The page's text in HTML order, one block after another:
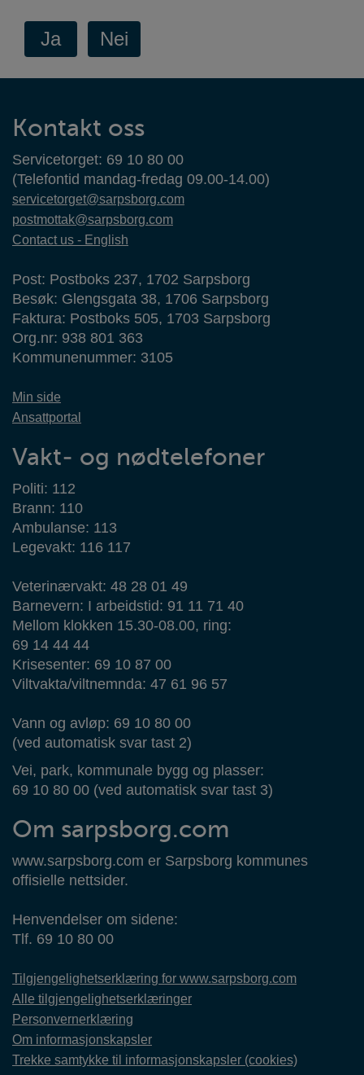
Kontaktinformasjon
Kontakt oss
Servicetorget: 69 10 80 00
(Telefontid mandag-fredag 09.00-14.00)
servicetorget@sarpsborg.com
postmottak@sarpsborg.com
Contact us - English
Post: Postboks 237, 1702 Sarpsborg
Besøk: Glengsgata 38, 1706 Sarpsborg
Faktura: Postboks 505, 1703 Sarpsborg
Org.nr: 938 801 363
Kommunenummer: 3105
Min side
Ansattportal
Vakt- og nødtelefoner
Politi: 112
Brann: 110
Ambulanse: 113
Legevakt: 116 117
Veterinærvakt: 48 28 01 49
Barnevern: I arbeidstid: 91 11 71 40
Mellom klokken 15.30-08.00, ring:
69 14 44 44
Krisesenter: 69 10 87 00
Viltvakta/viltnemnda: 47 61 96 57
Vann og avløp: 69 10 80 00
(ved automatisk svar tast 2)
Vei, park, kommunale bygg og plasser:
69 10 80 00 (ved automatisk svar tast 3)
Om sarpsborg.com
www.sarpsborg.com er Sarpsborg kommunes
offisielle nettsider.
Henvendelser om sidene:
Tlf. 69 10 80 00
Tilgjengelighetserklæring for www.sarpsborg.com
Alle tilgjengelighetserklæringer
Personvernerklæring
Om informasjonskapsler
Trekke samtykke til informasjonskapsler (cookies)